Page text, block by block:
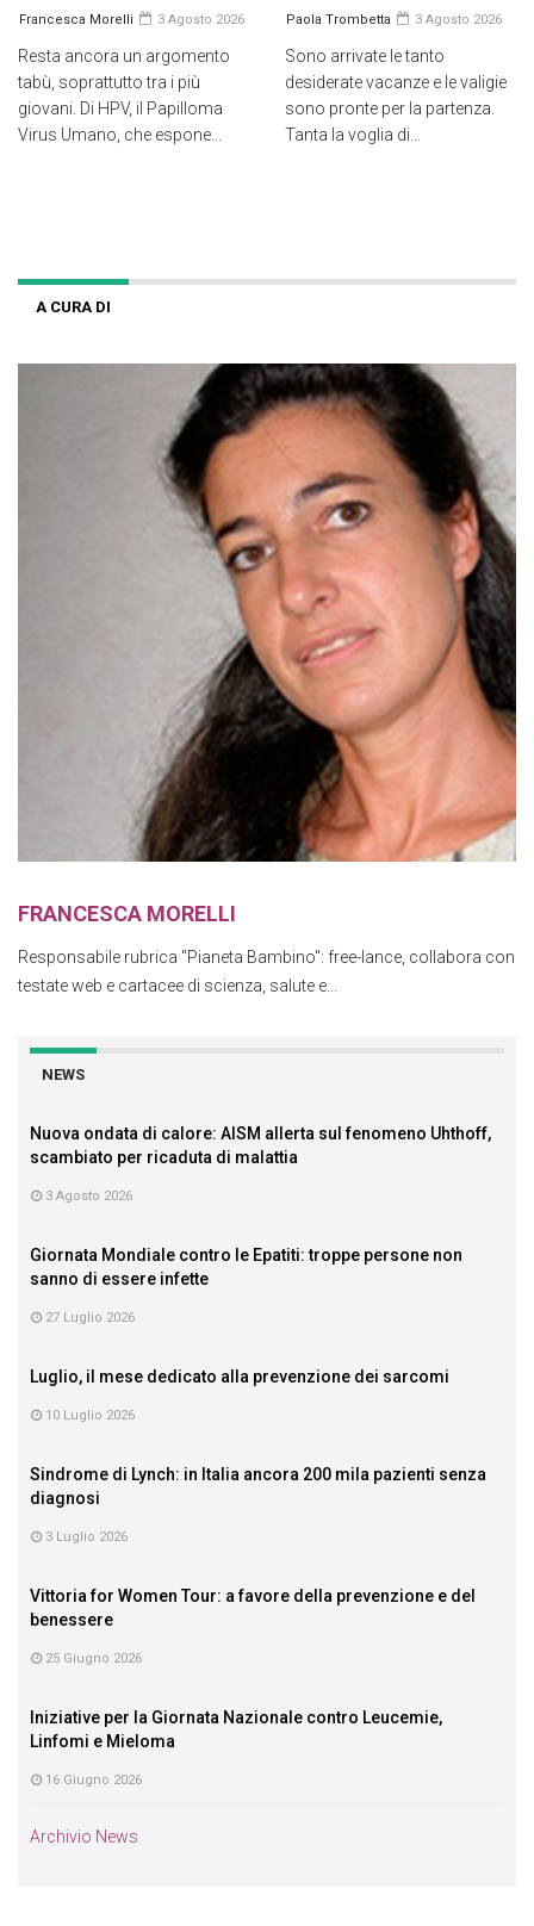
Francesca Morelli 3 Agosto 2026
Resta ancora un argomento
tabù, soprattutto tra i più
giovani. Di HPV, il Papilloma
Virus Umano, che espone...
Paola Trombetta 3 Agosto 2026
Sono arrivate le tanto
desiderate vacanze e le valigie
sono pronte per la partenza.
Tanta la voglia di...
A CURA DI
FRANCESCA MORELLI
Responsabile rubrica "Pianeta Bambino": free-lance, collabora con
testate web e cartacee di scienza, salute e...
NEWS
Nuova ondata di calore: AISM allerta sul fenomeno Uhthoff,
scambiato per ricaduta di malattia
3 Agosto 2026
Giornata Mondiale contro le Epatiti: troppe persone non
sanno di essere infette
27 Luglio 2026
Luglio, il mese dedicato alla prevenzione dei sarcomi
10 Luglio 2026
Sindrome di Lynch: in Italia ancora 200 mila pazienti senza
diagnosi
3 Luglio 2026
Vittoria for Women Tour: a favore della prevenzione e del
benessere
25 Giugno 2026
Iniziative per la Giornata Nazionale contro Leucemie,
Linfomi e Mieloma
16 Giugno 2026
Archivio News